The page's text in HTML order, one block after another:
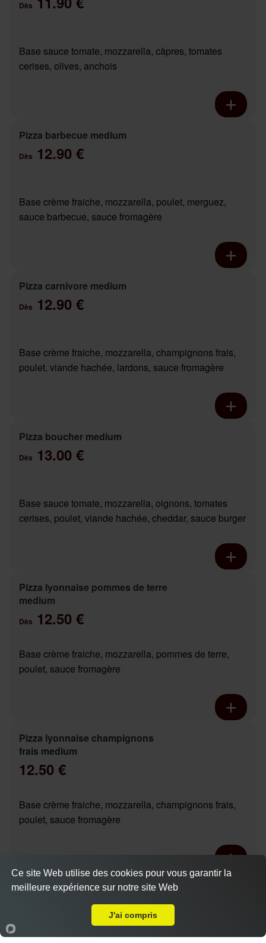
Dès
Base sauce tomate, mozzarella, câpres, tomates
cerises, olives, anchois
Pizza barbecue medium
Dès 12.90 €
Base crème fraiche, mozzarella, poulet, merguez,
sauce barbecue, sauce fromagère
Pizza carnivore medium
Dès 12.90 €
Base crème fraiche, mozzarella, champignons frais,
poulet, viande hachée, lardons, sauce fromagère
Pizza boucher medium
Dès 13.00 €
Base sauce tomate, mozzarella, oignons, tomates
cerises, poulet, viande hachée, cheddar, sauce burger
Pizza lyonnaise pommes de terre
medium
Dès 12.50 €
Base crème fraiche, mozzarella, pommes de terre,
poulet, sauce fromagère
Pizza lyonnaise champignons
frais medium
12.50 €
Base crème fraiche, mozzarella, champignons frais,
poulet, sauce fromagère
Pizza chicken boursin base
Accueil Panier Compte
Actuellement fermé
Ce site Web utilise des cookies pour vous garantir la
meilleure expérience sur notre site Web
J'ai compris